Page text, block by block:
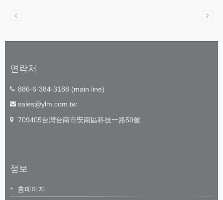
연락처
886-6-384-3188 (main line)
sales@ylm.com.tw
709405台灣台南市安南區科技一路50號
정보
홈페이지